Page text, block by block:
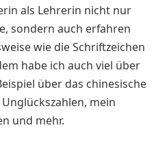
als Lehrerin nicht nur
sondern auch erfahren
wie die Schriftzeichen
habe ich auch viel über
über das chinesische
mein
und mehr.